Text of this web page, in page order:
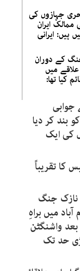
جہازوں کی
ایران
ہیں: ایرانی
جنگ کے دوران
میں
کیا تھا:
جوابی
بند کر دیا
کی ایک
کا تقریباً
نازک جنگ
میں براہِ
واشنگٹن
حد تک